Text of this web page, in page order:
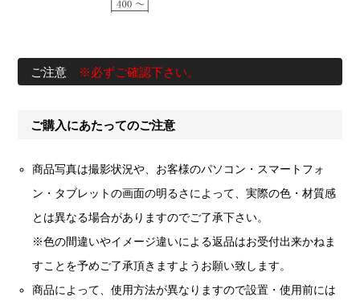
ご注意 ※必ずご確認下さい。
ご購入にあたってのご注意
商品写真は撮影状況や、お客様のパソコン・スマートフォ
ン・タブレットの画面の明るさによって、実際の色・材質感
とは異なる場合がありますのでご了承下さい。
※色の間違いやイメージ違いによる返品はお受付出来かねま
すことを予めご了承頂きますようお願い致します。
商品によって、使用方法が異なりますので設置・使用前には